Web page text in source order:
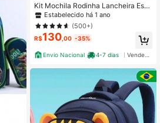
Kit Mochila Rodinha Lancheira Esto
jo Infantil Menino Envio Aleatório
Estabelecido há 1 ano
(500+)
R$130 ,00 -35%
Envio Nacional 4-7 dias